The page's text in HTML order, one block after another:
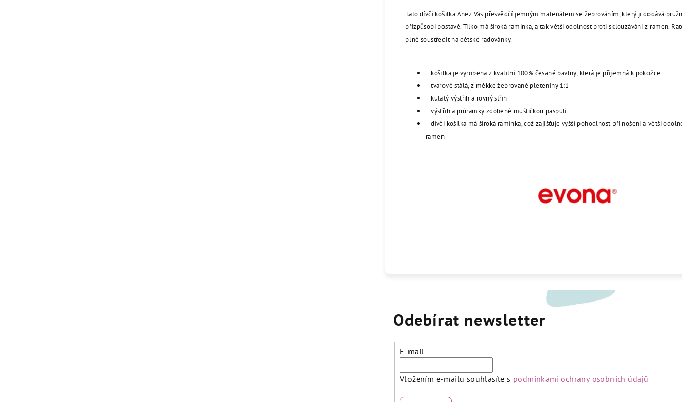
Tato dívčí košilka Anez Vás přesvědčí jemným materiálem se žebrováním, který ji dodává
přizpůsobí postavě. Tílko má široká ramínka, a tak větší odolnost proti sklouzávání z ramen.
plně soustředit na dětské radovánky.
košilka je vyrobena z kvalitní 100% česané bavlny, která je příjemná k pokožce
tvarově stálá, z měkké žebrované pleteniny 1:1
kulatý výstřih a rovný střih
výstřih a průramky zdobené mušličkou paspulí
dívčí košilka má široká ramínka, což zajišťuje vyšší pohodlnost při nošení a větší
ramen
Odebírat newsletter
E-mail
Vložením e-mailu souhlasíte s podmínkami ochrany osobních údajů